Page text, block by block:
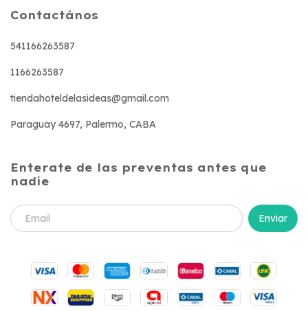
Contactános
541166263587
1166263587
tiendahoteldelasideas@gmail.com
Paraguay 4697, Palermo, CABA
Enterate de las preventas antes que
nadie